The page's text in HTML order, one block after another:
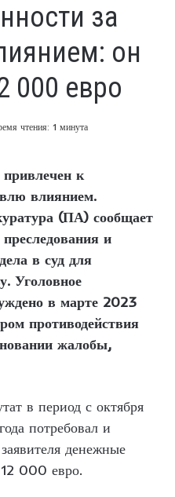
за
он
000 евро
чтения: 1 минута
к
влиянием.
(ПА) сообщает
и
в суд для
Уголовное
в марте 2023
противодействия
жалобы,
в период с октября
потребовал и
денежные
000 евро.